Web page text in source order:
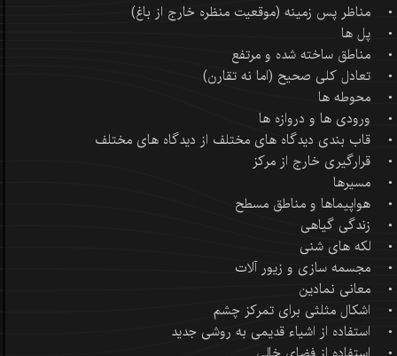
• مناظر پس زمینه (موقعیت منظره خارج از باغ)
• پل ها
• مناطق ساخته شده و مرتفع
• تعادل کلی صحیح (اما نه تقارن)
• محوطه ها
• ورودی ها و دروازه ها
• قاب بندی دیدگاه های مختلف از دیدگاه های مختلف
• قرارگیری خارج از مرکز
• مسیرها
• هواپیماها و مناطق مسطح
• زندگی گیاهی
• لکه های شنی
• مجسمه سازی و زیور آلات
• معانی نمادین
• اشکال مثلثی برای تمرکز چشم
• استفاده از اشیاء قدیمی به روشی جدید